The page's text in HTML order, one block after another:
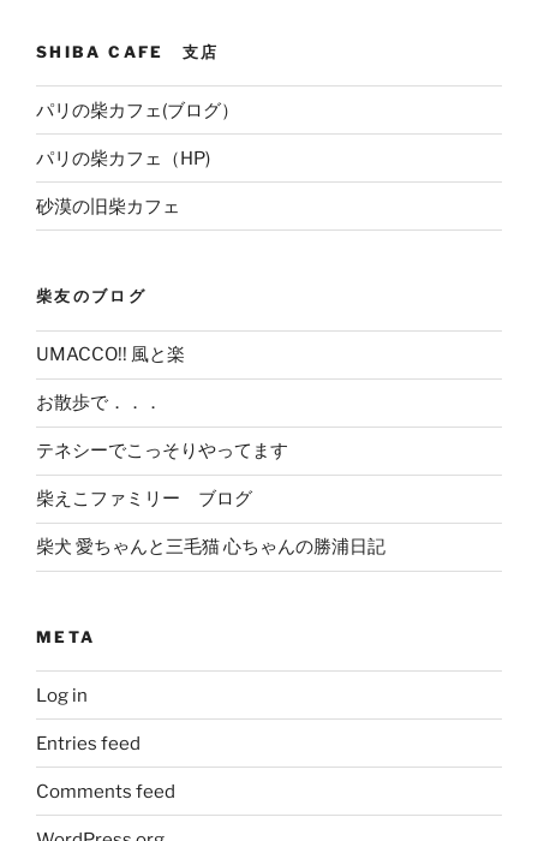
SHIBA CAFE 支店
パリの柴カフェ(ブログ）
パリの柴カフェ（HP)
砂漠の旧柴カフェ
柴友のブログ
UMACCO!! 風と楽
お散歩で．．．
テネシーでこっそりやってます
柴えこファミリー ブログ
柴犬 愛ちゃんと三毛猫 心ちゃんの勝浦日記
META
Log in
Entries feed
Comments feed